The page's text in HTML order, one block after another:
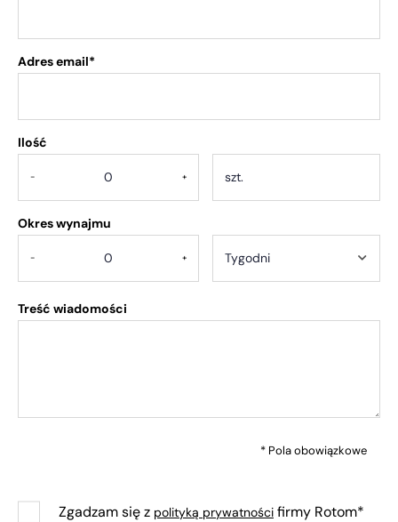
Adres email*
Ilość
- +
Okres wynajmu
- +
Treść wiadomości
* Pola obowiązkowe
Zgadzam się z polityką prywatności firmy Rotom*